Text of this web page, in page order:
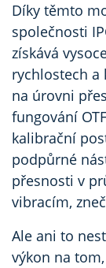
Díky těmto
společnosti
získává
rychlostech a
na úrovni
fungování
kalibrační
podpůrné
přesnosti v
vibracím,
Ale ani to
výkon na